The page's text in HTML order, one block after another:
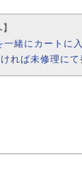
緒にカートに
れば未修理にて